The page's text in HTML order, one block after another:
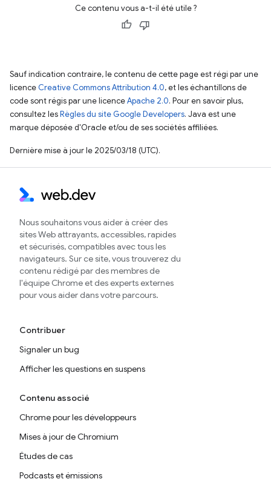
Ce contenu vous a-t-il été utile ?
Sauf indication contraire, le contenu de cette page est régi par une
licence Creative Commons Attribution 4.0, et les échantillons de
code sont régis par une licenceApache 2.0. Pour en savoir plus,
consultez lesRègles du site Google Developers. Java est une
marque déposée d'Oracle et/ou de ses sociétés affiliées.
Dernière mise à jour le 2025/03/18 (UTC).
Nous souhaitons vous aider à créer des
sites Web attrayants, accessibles, rapides
et sécurisés, compatibles avec tous les
navigateurs. Sur ce site, vous trouverez du
contenu rédigé par des membres de
l'équipe Chrome et des experts externes
pour vous aider dans votre parcours.
Contribuer
Signaler un bug
Afficher les questions en suspens
Contenu associé
Chrome pour les développeurs
Mises à jour de Chromium
Études de cas
Podcasts et émissions